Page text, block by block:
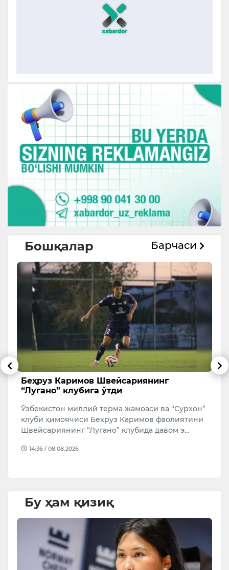
Бошқалар Барчаси
Беҳруз Каримов Швейсариянинг
“Лугано” клубига ўтди
Ўзбекистон миллий терма жамоаси ва “Сурхон”
клуби ҳимоячиси Беҳруз Каримов фаолиятини
Швейсариянинг “Лугано” клубида давом э…
14:36 / 08.08.2026
Бу ҳам қизиқ